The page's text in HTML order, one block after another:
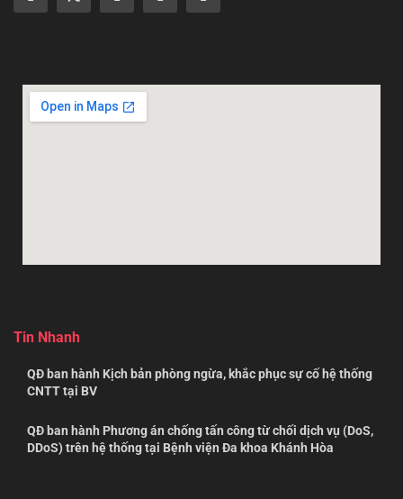
Tin Nhanh
QĐ ban hành Kịch bản phòng ngừa, khắc phục sự cố hệ thống
CNTT tại BV
QĐ ban hành Phương án chống tấn công từ chối dịch vụ (DoS,
DDoS) trên hệ thống tại Bệnh viện Đa khoa Khánh Hòa